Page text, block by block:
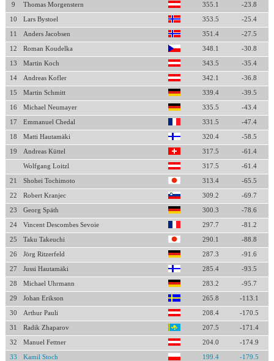
9 Thomas Morgenstern 355.1 -23.8
10 Lars Bystoel 353.5 -25.4
11 Anders Jacobsen 351.4 -27.5
12 Roman Koudelka 348.1 -30.8
13 Martin Koch 343.5 -35.4
14 Andreas Kofler 342.1 -36.8
15 Martin Schmitt 339.4 -39.5
16 Michael Neumayer 335.5 -43.4
17 Emmanuel Chedal 331.5 -47.4
18 Matti Hautamäki 320.4 -58.5
19 Andreas Küttel 317.5 -61.4
Wolfgang Loitzl 317.5 -61.4
21 Shohei Tochimoto 313.4 -65.5
22 Robert Kranjec 309.2 -69.7
23 Georg Späth 300.3 -78.6
24 Vincent Descombes Sevoie 297.7 -81.2
25 Taku Takeuchi 290.1 -88.8
26 Jörg Ritzerfeld 287.3 -91.6
27 Jussi Hautamäki 285.4 -93.5
28 Michael Uhrmann 283.2 -95.7
29 Johan Erikson 265.8 -113.1
30 Arthur Pauli 208.4 -170.5
31 Radik Zhaparov 207.5 -171.4
32 Manuel Fettner 204.0 -174.9
33 Kamil Stoch 199.4 -179.5